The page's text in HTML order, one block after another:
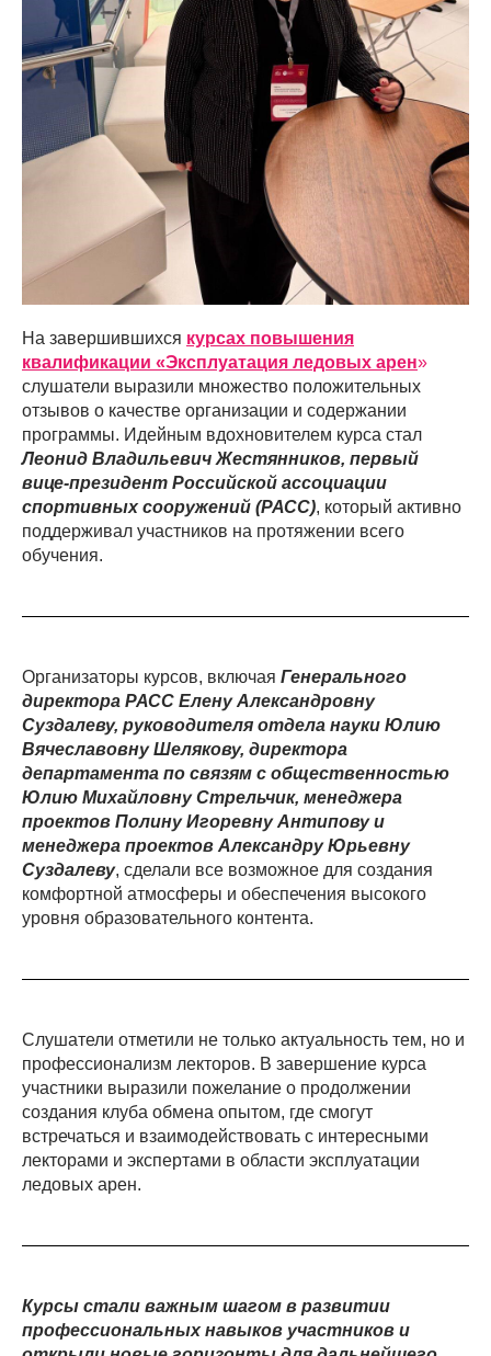
На завершившихся курсах повышения
квалификации «Эксплуатация ледовых арен»
слушатели выразили множество положительных
отзывов о качестве организации и содержании
программы. Идейным вдохновителем курса стал
Леонид Владильевич Жестянников, первый
вице-президент Российской ассоциации
спортивных сооружений (РАСС), который активно
поддерживал участников на протяжении всего
обучения.
Организаторы курсов, включая Генерального
директора РАСС Елену Александровну
Суздалеву, руководителя отдела науки Юлию
Вячеславовну Шелякову, директора
департамента по связям с общественностью
Юлию Михайловну Стрельчик, менеджера
проектов Полину Игоревну Антипову и
менеджера проектов Александру Юрьевну
Суздалеву, сделали все возможное для создания
комфортной атмосферы и обеспечения высокого
уровня образовательного контента.
Слушатели отметили не только актуальность тем, но и
профессионализм лекторов. В завершение курса
участники выразили пожелание о продолжении
создания клуба обмена опытом, где смогут
встречаться и взаимодействовать с интересными
лекторами и экспертами в области эксплуатации
ледовых арен.
Курсы стали важным шагом в развитии
профессиональных навыков участников и